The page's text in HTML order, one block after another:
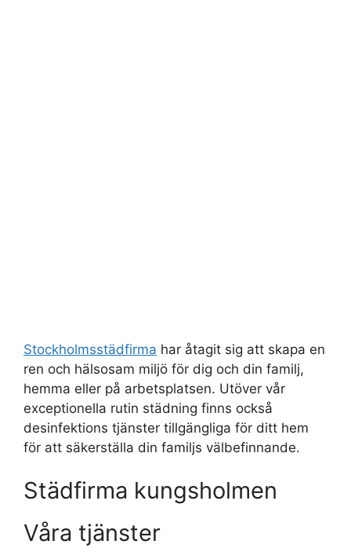
Stockholmsstädfirma har åtagit sig att skapa en
ren och hälsosam miljö för dig och din familj,
hemma eller på arbetsplatsen. Utöver vår
exceptionella rutin städning finns också
desinfektions tjänster tillgängliga för ditt hem
för att säkerställa din familjs välbefinnande.
Städfirma kungsholmen
Våra tjänster